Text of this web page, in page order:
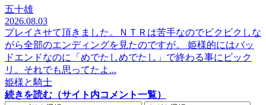
五十雄
2026.08.03
プレイさせて頂きました。ＮＴＲは苦手なのでビクビクしな
がら全部のエンディングを見たのですが。 姫様的にはバッ
ドエンドなのに「めでたしめでたし」で終わる事にビック
リ。それでも思ってたよ...
姫様と騎士
続きを読む（サイト内コメント一覧）